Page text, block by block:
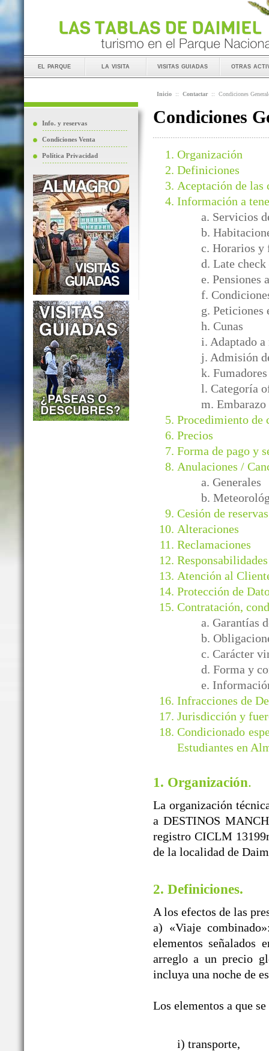
el parque la visita visitas guiadas otras
Info. y reservas
Condiciones Venta
Política Privacidad
Inicio :: Contactar :: Condiciones
Condiciones
Organización
Definiciones
Aceptación de las
Información a
a. Servicios
b.
c. Horarios y
d. Late check
e. Pensiones
f.
g. Peticiones
h. Cunas
i. Adaptado
j. Admisión
k. Fumadores
l. Categoría
m. Embarazo
Procedimiento de
Precios
Forma de pago y
Anulaciones /
a. Generales
b.
Cesión de reservas
Alteraciones
Reclamaciones
Responsabilidades
Atención al
Protección de
Contratación,
a. Garantías
b.
c. Carácter
d. Forma y
e.
Infracciones de
Jurisdicción y
Condicionado
Estudiantes en
1. Organización.
La organización
a DESTINOS
registro CICLM
de la localidad de
2. Definiciones.
A los efectos de las
a) «Viaje
elementos señalados
arreglo a un precio
incluya una noche de
Los elementos a que
i) transporte,